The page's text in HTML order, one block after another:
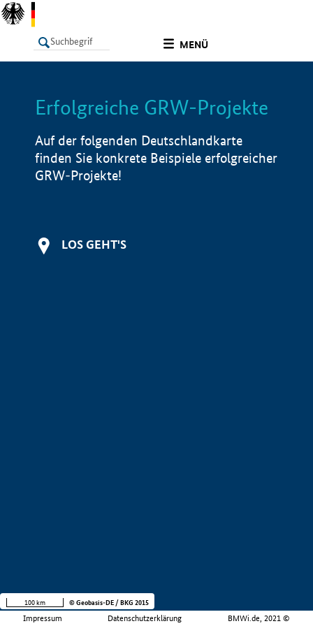
MENÜ
LISTE Info
Erfolgreiche GRW-Projekte
Auf der folgenden Deutschlandkarte
finden Sie konkrete Beispiele erfolgreicher
GRW-Projekte!
LOS GEHT'S
Impressum Datenschutzerklärung BMWi.de, 2021 ©
100 km © Geobasis-DE / BKG 2015